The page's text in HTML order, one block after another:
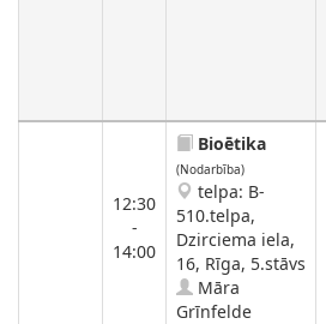
12:30
-
14:00
Bioētika
(Nodarbība)
telpa: B-
510.telpa,
Dzirciema iela,
16, Rīga, 5.stāvs
Māra
Grīnfelde